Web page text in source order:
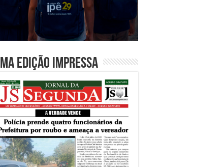
edição impressa